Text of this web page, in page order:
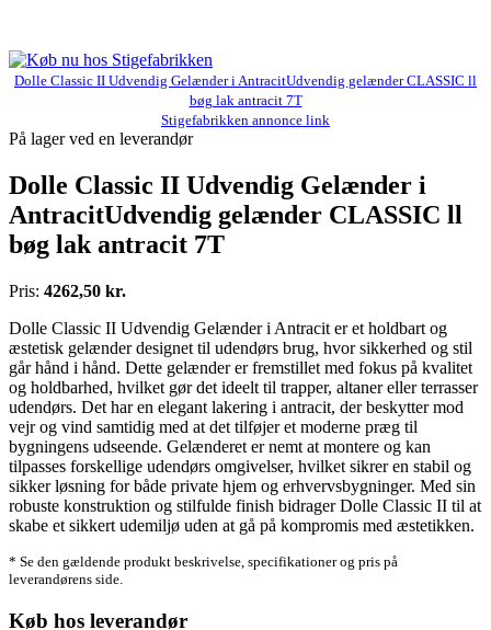
Dolle Classic II Udvendig Gelænder i AntracitUdvendig gelænder CLASSIC ll
bøg lak antracit 7T
Stigefabrikken annonce link
På lager ved en leverandør
Dolle Classic II Udvendig Gelænder i
AntracitUdvendig gelænder CLASSIC ll
bøg lak antracit 7T
Pris: 4262,50 kr.
Dolle Classic II Udvendig Gelænder i Antracit er et holdbart og
æstetisk gelænder designet til udendørs brug, hvor sikkerhed og stil
går hånd i hånd. Dette gelænder er fremstillet med fokus på kvalitet
og holdbarhed, hvilket gør det ideelt til trapper, altaner eller terrasser
udendørs. Det har en elegant lakering i antracit, der beskytter mod
vejr og vind samtidig med at det tilføjer et moderne præg til
bygningens udseende. Gelænderet er nemt at montere og kan
tilpasses forskellige udendørs omgivelser, hvilket sikrer en stabil og
sikker løsning for både private hjem og erhvervsbygninger. Med sin
robuste konstruktion og stilfulde finish bidrager Dolle Classic II til at
skabe et sikkert udemiljø uden at gå på kompromis med æstetikken.
* Se den gældende produkt beskrivelse, specifikationer og pris på
leverandørens side.
Køb hos leverandør